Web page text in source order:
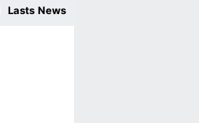
Lasts News